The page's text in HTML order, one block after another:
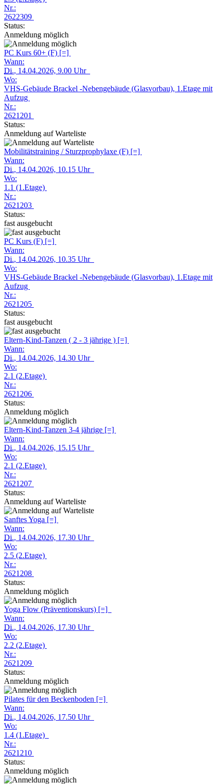
Nr.:
2622309
Status:
Anmeldung möglich
PC Kurs 60+ (F) [=]
Wann:
Di., 14.04.2026, 9.00 Uhr
Wo:
VHS-Gebäude Brackel -Nebengebäude (Glasvorbau), 1.Etage mit
Aufzug
Nr.:
2621201
Status:
Anmeldung auf Warteliste
Mobilitätstraining / Sturzprophylaxe (F) [=]
Wann:
Di., 14.04.2026, 10.15 Uhr
Wo:
1.1 (1.Etage)
Nr.:
2621203
Status:
fast ausgebucht
PC Kurs (F) [=]
Wann:
Di., 14.04.2026, 10.35 Uhr
Wo:
VHS-Gebäude Brackel -Nebengebäude (Glasvorbau), 1.Etage mit
Aufzug
Nr.:
2621205
Status:
fast ausgebucht
Eltern-Kind-Tanzen ( 2 - 3 jährige ) [=]
Wann:
Di., 14.04.2026, 14.30 Uhr
Wo:
2.1 (2.Etage)
Nr.:
2621206
Status:
Anmeldung möglich
Eltern-Kind-Tanzen 3-4 jährige [=]
Wann:
Di., 14.04.2026, 15.15 Uhr
Wo:
2.1 (2.Etage)
Nr.:
2621207
Status:
Anmeldung auf Warteliste
Sanftes Yoga [=]
Wann:
Di., 14.04.2026, 17.30 Uhr
Wo:
2.5 (2.Etage)
Nr.:
2621208
Status:
Anmeldung möglich
Yoga Flow (Präventionskurs) [=]
Wann:
Di., 14.04.2026, 17.30 Uhr
Wo:
2.2 (2.Etage)
Nr.:
2621209
Status:
Anmeldung möglich
Pilates für den Beckenboden [=]
Wann:
Di., 14.04.2026, 17.50 Uhr
Wo:
1.4 (1.Etage)
Nr.:
2621210
Status:
Anmeldung möglich